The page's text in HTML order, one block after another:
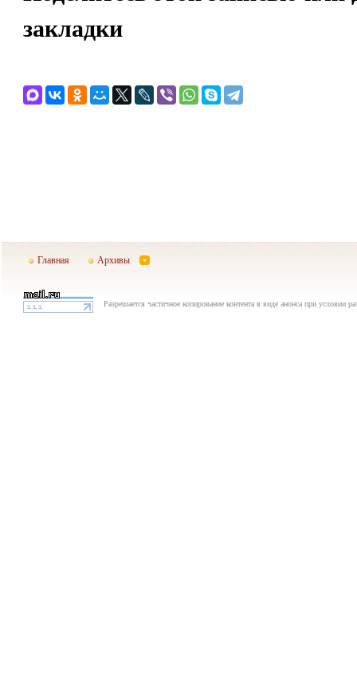
закладки
Главная Архивы
Разрешается частичное копирование контента в виде анонса при условии